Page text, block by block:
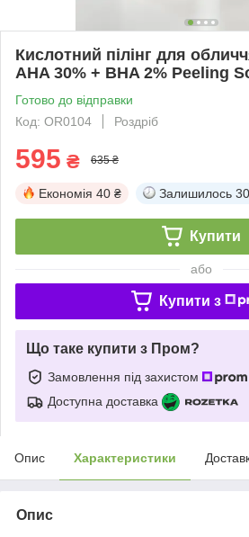
Кислотний пілінг для
AHA 30% + BHA 2% Peeling
Готово до відправки
Код: OR0104
Роздріб
595 ₴ 635 ₴
Економія 40 ₴ Залишилось
Купити
або
Купити з
Що таке купити з Пром?
Замовлення під захистом
Доступна доставка
Опис Характеристики
Опис